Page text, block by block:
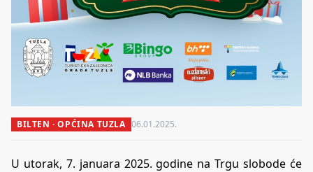
BILTEN · OPĆINA TUZLA 06.01.2025.
U utorak, 7. januara 2025. godine na Trgu slobode će